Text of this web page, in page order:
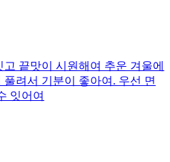
끝맛이 시원해여 추운 겨울에
려서 기분이 좋아여. 우선 면
잇어여